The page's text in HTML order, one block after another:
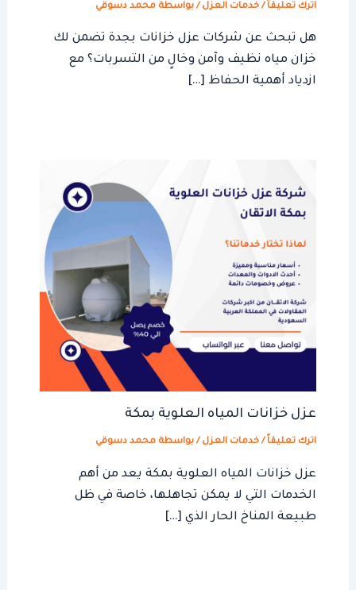
اترك تعليقاً /خدمات العزل / بواسطة محمد دسوقي
هل تبحث عن شركات عزل خزانات بجدة تضمن لك
خزان مياه نظيف وآمن وخالٍ من التسربات؟ مع
ازدياد أهمية الحفاظ […]
عزل خزانات المياه العلوية بمكة
اترك تعليقاً /خدمات العزل / بواسطة محمد دسوقي
عزل خزانات المياه العلوية بمكة يعد من أهم
الخدمات التي لا يمكن تجاهلها، خاصة في ظل
طبيعة المناخ الحار الذي […]